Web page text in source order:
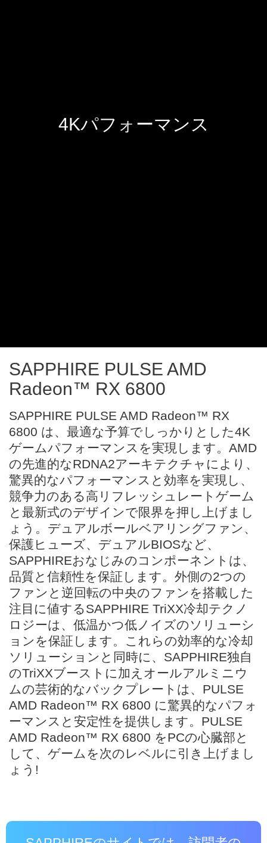
4Kパフォーマンス
SAPPHIRE PULSE AMD
Radeon™ RX 6800
SAPPHIRE PULSE AMD Radeon™ RX
6800 は、最適な予算でしっかりとした4K
ゲームパフォーマンスを実現します。AMD
の先進的なRDNA2アーキテクチャにより、
驚異的なパフォーマンスと効率を実現し、
競争力のある高リフレッシュレートゲーム
と最新式のデザインで限界を押し上げまし
ょう。デュアルボールベアリングファン、
保護ヒューズ、デュアルBIOSなど、
SAPPHIREおなじみのコンポーネントは、
品質と信頼性を保証します。外側の2つの
ファンと逆回転の中央のファンを搭載した
注目に値するSAPPHIRE TriXX冷却テクノ
ロジーは、低温かつ低ノイズのソリューシ
ョンを保証します。これらの効率的な冷却
ソリューションと同時に、SAPPHIRE独自
のTriXXブーストに加えオールアルミニウ
ムの芸術的なバックプレートは、PULSE
AMD Radeon™ RX 6800 に驚異的なパフォ
ーマンスと安定性を提供します。PULSE
AMD Radeon™ RX 6800 をPCの心臓部と
して、ゲームを次のレベルに引き上げまし
ょう!